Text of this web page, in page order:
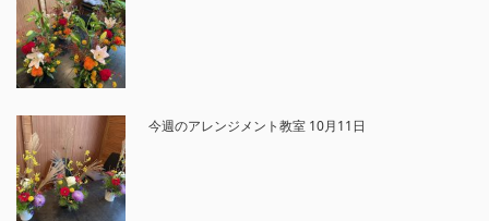
今週のアレンジメント教室 10月11日